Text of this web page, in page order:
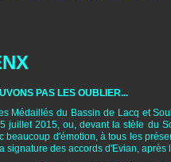
PAS LES OUBLIER...
Médaillés du Bassin de Lacq et
juillet 2015, ou, devant la stèle du
beaucoup d'émotion, à tous les
signature des accords d'Evian, après